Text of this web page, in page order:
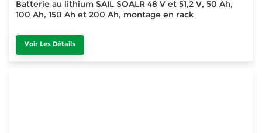
Batterie au lithium SAIL SOALR 48 V et 51,2 V, 50 Ah,
100 Ah, 150 Ah et 200 Ah, montage en rack
Voir Les Détails